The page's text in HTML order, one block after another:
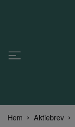
Hem Aktiebrev